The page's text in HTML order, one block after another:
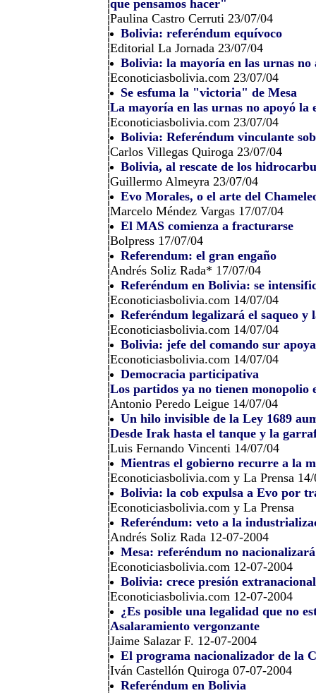
que pensamos hacer"
Paulina Castro Cerruti 23/07/04
Bolivia: referéndum equívoco
Editorial La Jornada 23/07/04
Bolivia: la mayoría en las urnas no
Econoticiasbolivia.com 23/07/04
Se esfuma la "victoria" de Mesa
La mayoría en las urnas no apoyó la
Econoticiasbolivia.com 23/07/04
Bolivia: Referéndum vinculante
Carlos Villegas Quiroga 23/07/04
Bolivia, al rescate de los
Guillermo Almeyra 23/07/04
Evo Morales, o el arte del
Marcelo Méndez Vargas 17/07/04
El MAS comienza a fracturarse
Bolpress 17/07/04
Referendum: el gran engaño
Andrés Soliz Rada* 17/07/04
Referéndum en Bolivia: se
Econoticiasbolivia.com 14/07/04
Referéndum legalizará el saqueo y
Econoticiasbolivia.com 14/07/04
Bolivia: jefe del comando sur
Econoticiasbolivia.com 14/07/04
Democracia participativa
Los partidos ya no tienen monopolio
Antonio Peredo Leigue 14/07/04
Un hilo invisible de la Ley 1689
Desde Irak hasta el tanque y la
Luis Fernando Vincenti 14/07/04
Mientras el gobierno recurre a la
Econoticiasbolivia.com y La Prensa
Bolivia: la cob expulsa a Evo por
Econoticiasbolivia.com y La Prensa
Referéndum: veto a la
Andrés Soliz Rada 12-07-2004
Mesa: referéndum no
Econoticiasbolivia.com 12-07-2004
Bolivia: crece presión
Econoticiasbolivia.com 12-07-2004
¿Es posible una legalidad que no
Asalaramiento vergonzante
Jaime Salazar F. 12-07-2004
El programa nacionalizador de la
Iván Castellón Quiroga 07-07-2004
Referéndum en Bolivia